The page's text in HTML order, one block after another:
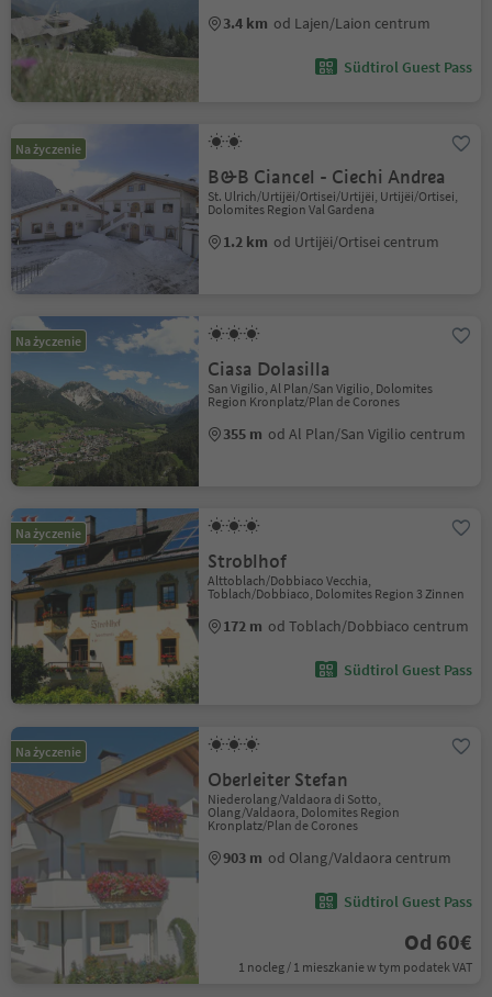
3.4 km od Lajen/Laion centrum
Südtirol Guest Pass
Na życzenie
B&B Ciancel - Ciechi Andrea
St. Ulrich/Urtijëi/Ortisei/Urtijëi, Urtijëi/Ortisei,
Dolomites Region Val Gardena
1.2 km od Urtijëi/Ortisei centrum
Na życzenie
Ciasa Dolasilla
San Vigilio, Al Plan/San Vigilio, Dolomites
Region Kronplatz/Plan de Corones
355 m od Al Plan/San Vigilio centrum
Na życzenie
Stroblhof
Alttoblach/Dobbiaco Vecchia,
Toblach/Dobbiaco, Dolomites Region 3 Zinnen
172 m od Toblach/Dobbiaco centrum
Südtirol Guest Pass
Na życzenie
Oberleiter Stefan
Niederolang/Valdaora di Sotto,
Olang/Valdaora, Dolomites Region
Kronplatz/Plan de Corones
903 m od Olang/Valdaora centrum
Südtirol Guest Pass
Od 60€
1 nocleg / 1 mieszkanie w tym podatek VAT